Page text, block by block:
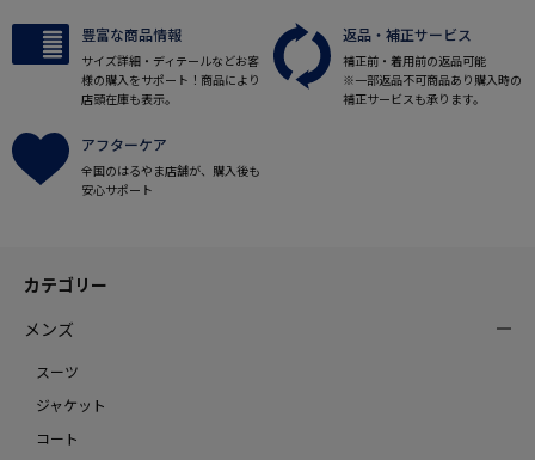
豊富な商品情報
サイズ詳細・ディテールなどお客
様の購入をサポート！商品により
店頭在庫も表示。
返品・補正サービス
補正前・着用前の返品可能
※一部返品不可商品あり購入時の
補正サービスも承ります。
アフターケア
全国のはるやま店舗が、購入後も
安心サポート
カテゴリー
メンズ
スーツ
ジャケット
コート